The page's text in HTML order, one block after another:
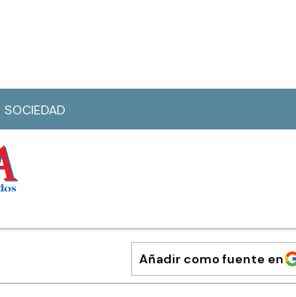
SOCIEDAD
Añadir como fuente en